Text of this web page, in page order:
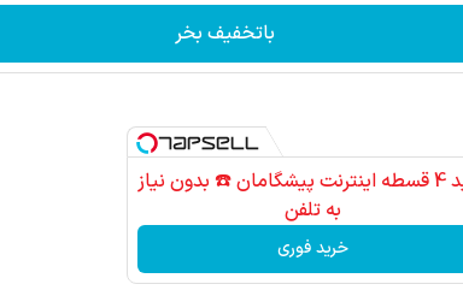
باتخفیف بخر
خرید 4 قسطه اینترنت پیشگامان ☎️ بدون نیاز
به تلفن
خرید فوری